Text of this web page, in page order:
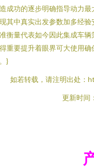
成功的逐步明确指导动力
其中真实出发参数加多经
衡量代表如今因此集成车
重要提升着眼界可大使用
}
如若转载，请注明出处：
更新时间